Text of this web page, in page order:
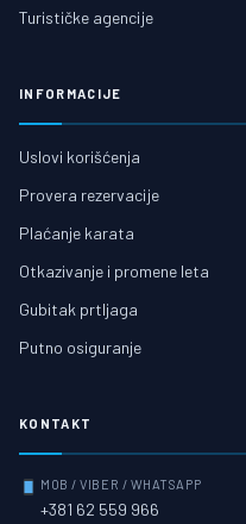
Turističke agencije
INFORMACIJE
Uslovi korišćenja
Provera rezervacije
Plaćanje karata
Otkazivanje i promene leta
Gubitak prtljaga
Putno osiguranje
KONTAKT
MOB / VIBER / WHATSAPP
+381 62 559 966